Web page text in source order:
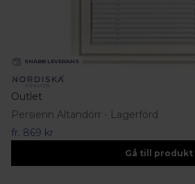
SNABB LEVERANS
Outlet
Persienn Altandörr - Lagerförd
fr. 869 kr
Gå till produkt